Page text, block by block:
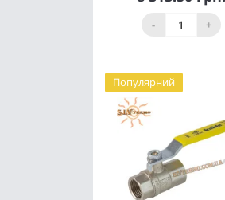
- +
Купити
Популярний